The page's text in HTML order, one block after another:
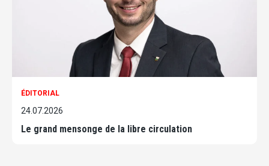
ÉDITORIAL
24.07.2026
Le grand mensonge de la libre circulation